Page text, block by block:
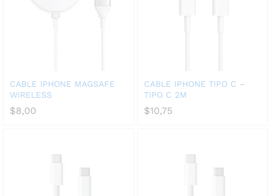
CABLE IPHONE MAGSAFE
WIRELESS
$8,00
CABLE IPHONE TIPO C –
TIPO C 2M
$10,75